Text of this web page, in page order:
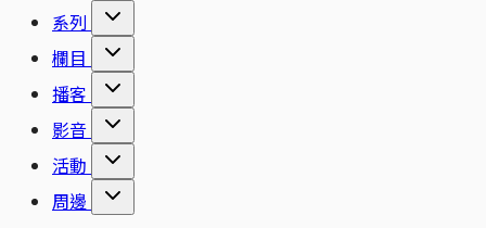
系列
欄目
播客
影音
活動
周邊